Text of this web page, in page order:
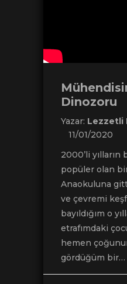
Dinozoru
Yazar: Lezzetli
11/01/2020
2000’li yılların
popüler olan
Anaokuluna
ve çevremi
bayıldığım o
etrafımdaki
hemen
gördüğüm bir…